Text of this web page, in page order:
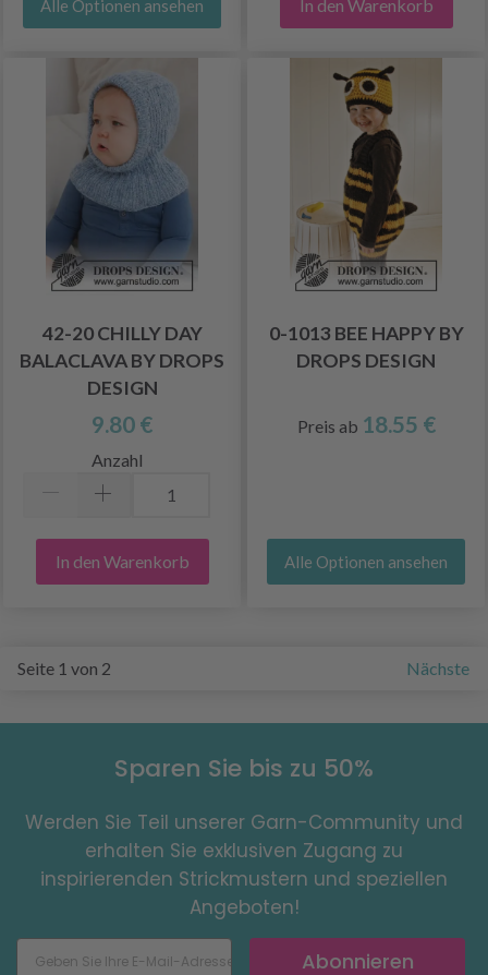
Alle Optionen ansehen In den Warenkorb
42-20 CHILLY DAY
BALACLAVA BY DROPS
DESIGN
9.80 €
Anzahl
In den Warenkorb
0-1013 BEE HAPPY BY
DROPS DESIGN
Preis ab 18.55 €
Alle Optionen ansehen
Seite 1 von 2 Nächste
Sparen Sie bis zu 50%
Werden Sie Teil unserer Garn-Community und
erhalten Sie exklusiven Zugang zu
inspirierenden Strickmustern und speziellen
Angeboten!
Abonnieren